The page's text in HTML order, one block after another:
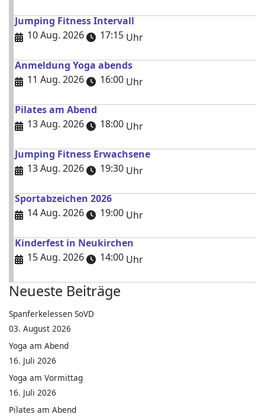
Jumping Fitness Intervall
10 Aug. 2026
17:15 Uhr
Anmeldung Yoga abends
11 Aug. 2026
16:00 Uhr
Pilates am Abend
13 Aug. 2026
18:00 Uhr
Jumping Fitness Erwachsene
13 Aug. 2026
19:30 Uhr
Sportabzeichen 2026
14 Aug. 2026
19:00 Uhr
Kinderfest in Neukirchen
15 Aug. 2026
14:00 Uhr
Neueste Beiträge
Spanferkelessen SoVD
03. August 2026
Yoga am Abend
16. Juli 2026
Yoga am Vormittag
16. Juli 2026
Pilates am Abend